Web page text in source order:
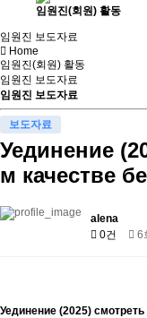
임원진(회원) 활동
임원진 보도자료
Home
임원진(회원) 활동
임원진 보도자료
임원진 보도자료
보도자료
Уединение
м качестве
alena
0건
6
Уединение (2025)